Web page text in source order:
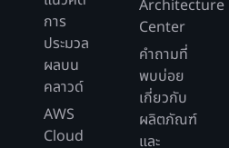
การ
ประมวล
ผลบน
คลาวด์
AWS
Cloud
Architecture
Center
คำถามที่
พบบ่อย
เกี่ยวกับ
ผลิตภัณฑ์
และ